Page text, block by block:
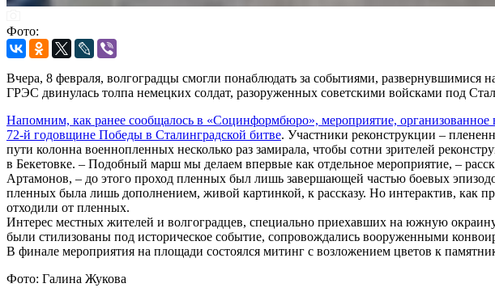
Фото:
Вчера, 8 февраля, волгоградцы смогли понаблюдать за событиями,
ГРЭС двинулась толпа немецких солдат, разоруженных советскими войсками под
Напомним, как ранее сообщалось в «Социнформбюро», мероприятие,
72-й годовщине Победы в Сталинградской битве. Участники реконструкции –
пути колонна военнопленных несколько раз замирала, чтобы сотни зрителей
в Бекетовке. – Подобный марш мы делаем впервые как отдельное мероприятие, –
Артамонов, – до этого проход пленных был лишь завершающей частью боевых
пленных была лишь дополнением, живой картинкой, к рассказу. Но интерактив, как
отходили от пленных.
Интерес местных жителей и волгоградцев, специально приехавших на южную
были стилизованы под историческое событие, сопровождались вооруженными
В финале мероприятия на площади состоялся митинг с возложением цветов к
Фото: Галина Жукова